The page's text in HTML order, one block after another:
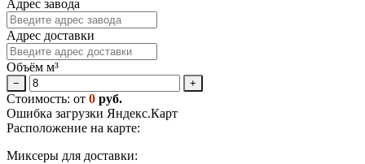
Адрес завода
Адрес доставки
Объём м³
− +
Стоимость: от 0 руб.
Ошибка загрузки Яндекс.Карт
Расположение на карте:
Миксеры для доставки: